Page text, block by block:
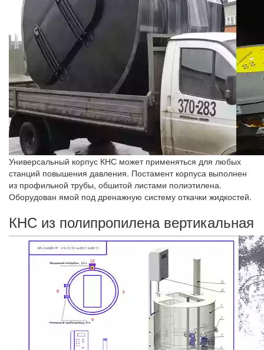
Универсальный корпус КНС может применяться для любых
станций повышения давления. Постамент корпуса выполнен
из профильной трубы, обшитой листами полиэтилена.
Оборудован ямой под дренажную систему откачки жидкостей.
КНС из полипропилена вертикальная